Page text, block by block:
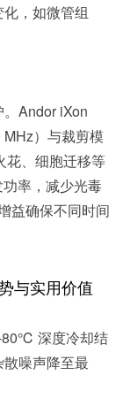
，如微管组
Andor iXon
）与裁剪模
花、细胞迁移等
率，减少光毒
益确保不同时间
与实用价值
80℃ 深度冷却结
噪声降至最